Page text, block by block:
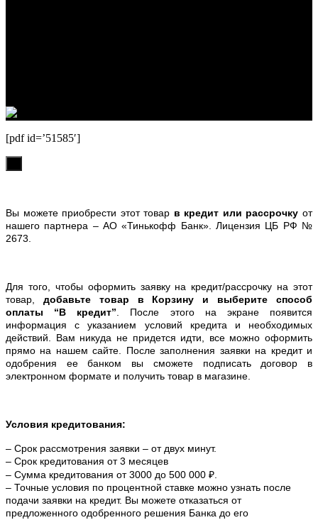
[pdf id=’51585′]
Вы можете приобрести этот товар в кредит или рассрочку от
нашего партнера – АО «Тинькофф Банк». Лицензия ЦБ РФ №
2673.
Для того, чтобы оформить заявку на кредит/рассрочку на этот
товар, добавьте товар в Корзину и выберите способ
оплаты “В кредит” . После этого на экране появится
информация с указанием условий кредита и необходимых
действий. Вам никуда не придется идти, все можно оформить
прямо на нашем сайте. После заполнения заявки на кредит и
одобрения ее банком вы сможете подписать договор в
электронном формате и получить товар в магазине.
Условия кредитования:
– Срок рассмотрения заявки – от двух минут.
– Срок кредитования от 3 месяцев
– Сумма кредитования от 3000 до 500 000 ₽.
– Точные условия по процентной ставке можно узнать после
подачи заявки на кредит. Вы можете отказаться от
предложенного одобренного решения Банка до его